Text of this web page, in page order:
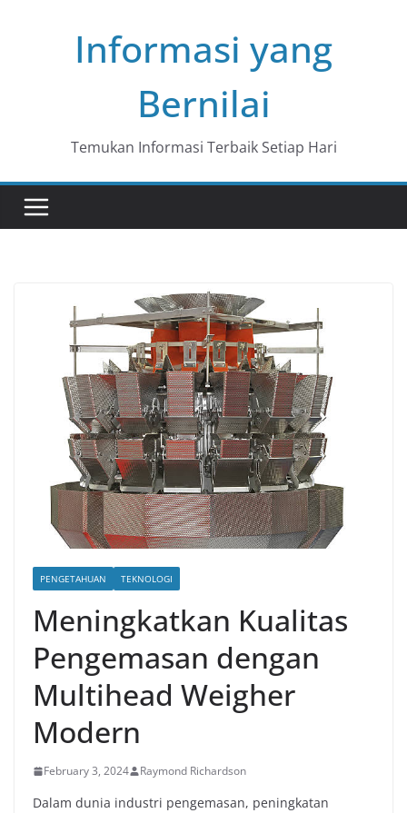
Informasi yang
Bernilai
Temukan Informasi Terbaik Setiap Hari
PENGETAHUAN TEKNOLOGI
Meningkatkan Kualitas
Pengemasan dengan
Multihead Weigher
Modern
February 3, 2024 Raymond Richardson
Dalam dunia industri pengemasan, peningkatan